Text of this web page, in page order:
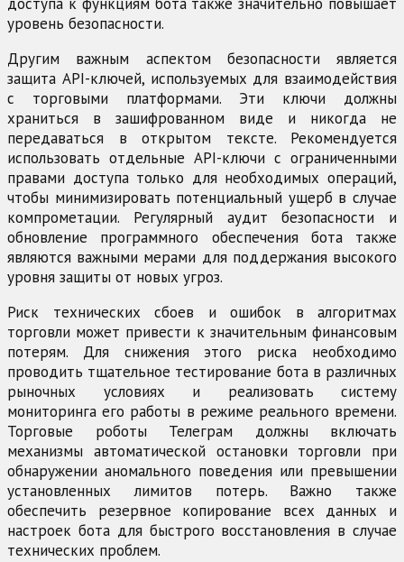
уровень безопасности.
Другим важным аспектом безопасности является
защита API-ключей, используемых для взаимодействия
с торговыми платформами. Эти ключи должны
храниться в зашифрованном виде и никогда не
передаваться в открытом тексте. Рекомендуется
использовать отдельные API-ключи с ограниченными
правами доступа только для необходимых операций,
чтобы минимизировать потенциальный ущерб в случае
компрометации. Регулярный аудит безопасности и
обновление программного обеспечения бота также
являются важными мерами для поддержания высокого
уровня защиты от новых угроз.
Риск технических сбоев и ошибок в алгоритмах
торговли может привести к значительным финансовым
потерям. Для снижения этого риска необходимо
проводить тщательное тестирование бота в различных
рыночных условиях и реализовать систему
мониторинга его работы в режиме реального времени.
Торговые роботы Телеграм должны включать
механизмы автоматической остановки торговли при
обнаружении аномального поведения или превышении
установленных лимитов потерь. Важно также
обеспечить резервное копирование всех данных и
настроек бота для быстрого восстановления в случае
технических проблем.